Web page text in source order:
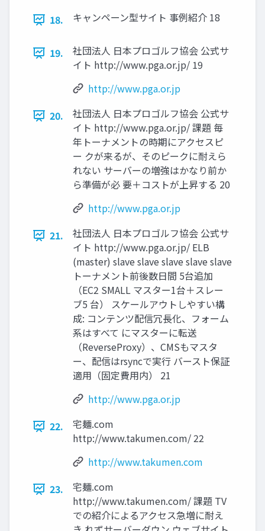
18. キャンペーン型サイト 事例紹介 18
19.
社団法人 日本プロゴルフ協会 公式サ
イト http://www.pga.or.jp/ 19
http://www.pga.or.jp
20.
社団法人 日本プロゴルフ協会 公式サ
イト http://www.pga.or.jp/ 課題 毎
年トーナメントの時期にアクセスピ
ー クが来るが、そのピークに耐えら
れない サーバーの増強はかなり前か
ら準備が必 要＋コストが上昇する 20
http://www.pga.or.jp
21.
社団法人 日本プロゴルフ協会 公式サ
イト http://www.pga.or.jp/ ELB
(master) slave slave slave slave slave
トーナメント前後数日間 5台追加
（EC2 SMALL マスター1台＋スレー
ブ5 台） スケールアウトしやすい構
成: コンテンツ配信冗長化、フォーム
系はすべて にマスターに転送
（ReverseProxy）、CMSもマスタ
ー、配信はrsyncで実行 バースト保証
適用（固定費用内） 21
http://www.pga.or.jp
22.
宅麺.com
http://www.takumen.com/ 22
http://www.takumen.com
23.
宅麺.com
http://www.takumen.com/ 課題 TV
での紹介によるアクセス急増に耐え